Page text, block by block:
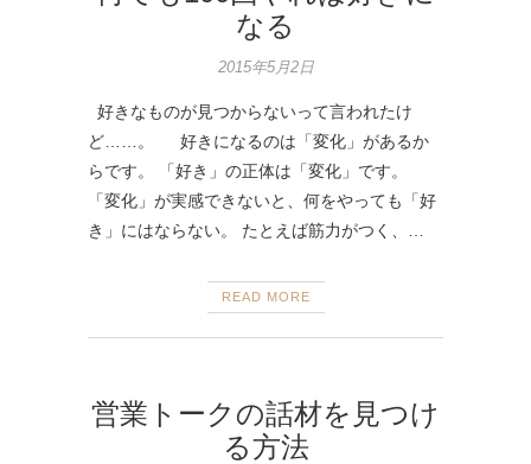
なる
2015年5月2日
好きなものが見つからないって言われたけ
ど……。 好きになるのは「変化」があるか
らです。 「好き」の正体は「変化」です。
「変化」が実感できないと、何をやっても「好
き」にはならない。 たとえば筋力がつく、…
READ MORE
営業トークの話材を見つけ
る方法